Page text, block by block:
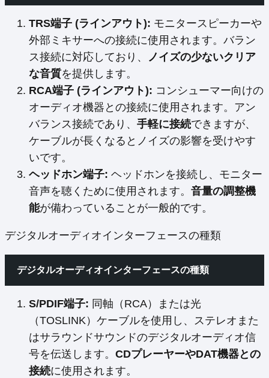
TRS端子 (ラインアウト): モニタースピーカーや
外部ミキサーへの接続に使用されます。バラン
ス接続に対応しており、
ノイズの少ないクリア
な音質を提供します。
RCA端子 (ラインアウト): コンシューマー向けの
オーディオ機器との接続に使用されます。アン
バランス接続であり、 手軽に接続できますが、
ケーブルが長くなるとノイズの影響を受けやす
いです。
ヘッドホン端子: ヘッドホンを接続し、モニター
音声を聴くために使用されます。 音量の調整機
能が備わっていることが一般的です。
デジタルオーディオインターフェースの種類
デジタルオーディオインターフェースの種類
S/PDIF端子: 同軸（RCA）または光
（TOSLINK）ケーブルを使用し、ステレオまた
はサラウンドサウンドのデジタルオーディオ信
号を伝送します。 CDプレーヤーやDAT機器との
接続に使用されます。